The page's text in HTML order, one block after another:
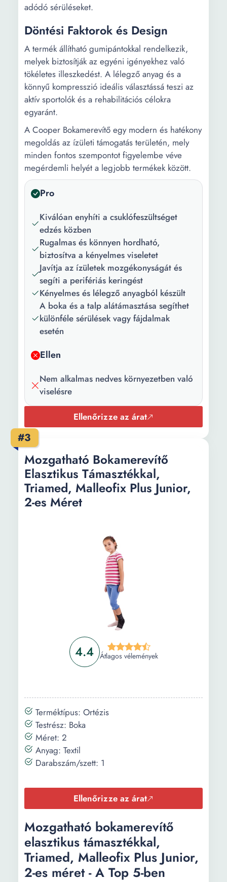
adódó sérüléseket.
Döntési Faktorok és Design
A termék állítható gumipántokkal rendelkezik,
melyek biztosítják az egyéni igényekhez való
tökéletes illeszkedést. A lélegző anyag és a
könnyű kompresszió ideális választássá teszi az
aktív sportolók és a rehabilitációs célokra
egyaránt.
A Cooper Bokamerevítő egy modern és hatékony
megoldás az ízületi támogatás területén, mely
minden fontos szempontot figyelembe véve
megérdemli helyét a legjobb termékek között.
Pro
Kiválóan enyhíti a csuklófeszültséget
edzés közben
Rugalmas és könnyen hordható,
biztosítva a kényelmes viseletet
Javítja az ízületek mozgékonyságát és
segíti a perifériás keringést
Kényelmes és lélegző anyagból készült
A boka és a talp alátámasztása segíthet
különféle sérülések vagy fájdalmak
esetén
Ellen
Nem alkalmas nedves környezetben való
viselésre
Ellenőrizze az árat
#3
4.4 Átlagos vélemények
Mozgatható Bokamerevítő
Elasztikus Támasztékkal,
Triamed, Malleofix Plus Junior,
2-es Méret
Terméktípus: Ortézis
Testrész: Boka
Méret: 2
Anyag: Textil
Darabszám/szett: 1
Ellenőrizze az árat
Mozgatható bokamerevítő
elasztikus támasztékkal,
Triamed, Malleofix Plus Junior,
2-es méret - A Top 5-ben